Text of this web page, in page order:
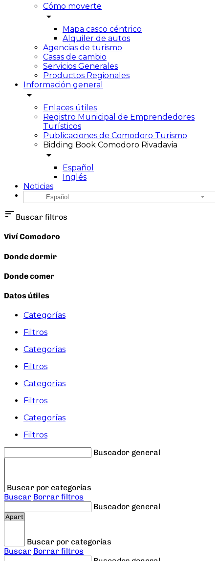
Cómo moverte
arrow_drop_down
Mapa casco céntrico
Alquiler de autos
Agencias de turismo
Casas de cambio
Servicios Generales
Productos Regionales
Información general
arrow_drop_down
Enlaces útiles
Registro Municipal de Emprendedores
Turísticos
Publicaciones de Comodoro Turismo
Bidding Book Comodoro Rivadavia
arrow_drop_down
Español
Inglés
Noticias
Español
sort Buscar filtros
Viví Comodoro
Donde dormir
Donde comer
Datos útiles
Categorías
Filtros
Categorías
Filtros
Categorías
Filtros
Categorías
Filtros
Buscador general
Buscar por categorías
Buscar Borrar filtros
Buscador general
Buscar por categorías
Buscar Borrar filtros